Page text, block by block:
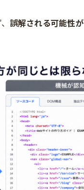
誤解される可能性